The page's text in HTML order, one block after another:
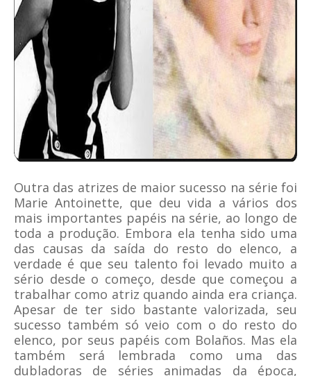
Outra das atrizes de maior sucesso na série foi
Marie Antoinette, que deu vida a vários dos
mais importantes papéis na série, ao longo de
toda a produção. Embora ela tenha sido uma
das causas da saída do resto do elenco, a
verdade é que seu talento foi levado muito a
sério desde o começo, desde que começou a
trabalhar como atriz quando ainda era criança.
Apesar de ter sido bastante valorizada, seu
sucesso também só veio com o do resto do
elenco, por seus papéis com Bolaños. Mas ela
também será lembrada como uma das
dubladoras de séries animadas da época,